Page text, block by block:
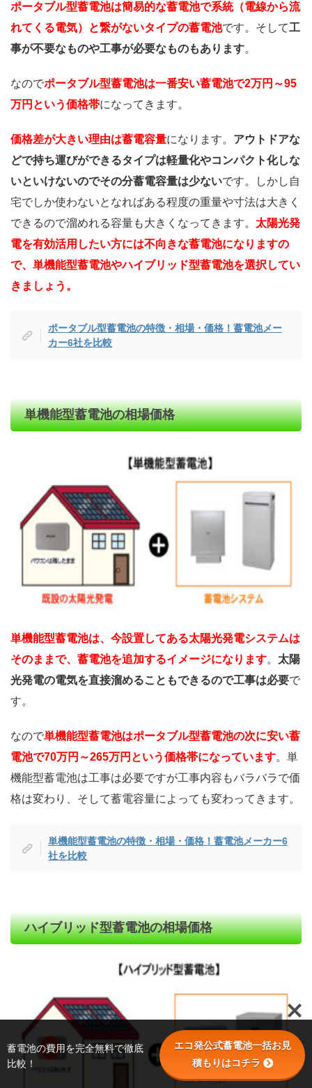
ポータブル型蓄電池は簡易的な蓄電池で系統（電線から流
れてくる電気）と繋がないタイプの蓄電池です。そして工
事が不要なものや工事が必要なものもあります。
なのでポータブル型蓄電池は一番安い蓄電池で2万円～95
万円という価格帯になってきます。
価格差が大きい理由は蓄電容量になります。 アウトドアな
どで持ち運びができるタイプは軽量化やコンパクト化しな
いといけないのでその分蓄電容量は少ないです。しかし自
宅でしか使わないとなればある程度の重量や寸法は大きく
できるので溜めれる容量も大きくなってきます。 太陽光発
電を有効活用したい方には不向きな蓄電池になりますの
で、単機能型蓄電池やハイブリッド型蓄電池を選択してい
きましょう。
ポータブル型蓄電池の特徴・相場・価格！蓄電池メー
カー6社を比較
単機能型蓄電池の相場価格
単機能型蓄電池は、今設置してある太陽光発電システムは
そのままで、蓄電池を追加するイメージになります。 太陽
光発電の電気を直接溜めることもできるので工事は必要で
す。
なので単機能型蓄電池はポータブル型蓄電池の次に安い蓄
電池で70万円～265万円という価格帯になっています。単
機能型蓄電池は工事は必要ですが工事内容もバラバラで価
格は変わり、そして蓄電容量によっても変わってきます。
単機能型蓄電池の特徴・相場・価格！蓄電池メーカー6
社を比較
ハイブリッド型蓄電池の相場価格
蓄電池の費用を完全無料で徹底
比較！
エコ発公式蓄電池一括お見
積もりはコチラ